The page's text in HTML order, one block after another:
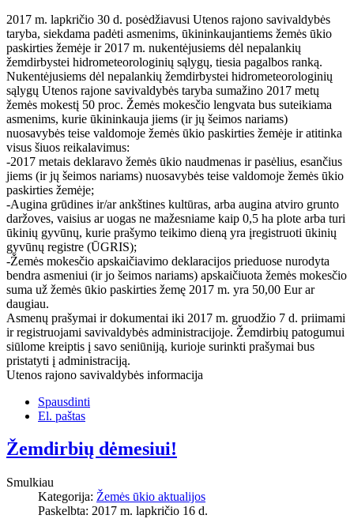
2017 m. lapkričio 30 d. posėdžiavusi Utenos rajono savivaldybės
taryba, siekdama padėti asmenims, ūkininkaujantiems žemės ūkio
paskirties žemėje ir 2017 m. nukentėjusiems dėl nepalankių
žemdirbystei hidrometeorologinių sąlygų, tiesia pagalbos ranką.
Nukentėjusiems dėl nepalankių žemdirbystei hidrometeorologinių
sąlygų Utenos rajone savivaldybės taryba sumažino 2017 metų
žemės mokestį 50 proc. Žemės mokesčio lengvata bus suteikiama
asmenims, kurie ūkininkauja jiems (ir jų šeimos nariams)
nuosavybės teise valdomoje žemės ūkio paskirties žemėje ir atitinka
visus šiuos reikalavimus:
-2017 metais deklaravo žemės ūkio naudmenas ir pasėlius, esančius
jiems (ir jų šeimos nariams) nuosavybės teise valdomoje žemės ūkio
paskirties žemėje;
-Augina grūdines ir/ar ankštines kultūras, arba augina atviro grunto
daržoves, vaisius ar uogas ne mažesniame kaip 0,5 ha plote arba turi
ūkinių gyvūnų, kurie prašymo teikimo dieną yra įregistruoti ūkinių
gyvūnų registre (ŪGRIS);
-Žemės mokesčio apskaičiavimo deklaracijos prieduose nurodyta
bendra asmeniui (ir jo šeimos nariams) apskaičiuota žemės mokesčio
suma už žemės ūkio paskirties žemę 2017 m. yra 50,00 Eur ar
daugiau.
Asmenų prašymai ir dokumentai iki 2017 m. gruodžio 7 d. priimami
ir registruojami savivaldybės administracijoje. Žemdirbių patogumui
siūlome kreiptis į savo seniūniją, kurioje surinkti prašymai bus
pristatyti į administraciją.
Utenos rajono savivaldybės informacija
Spausdinti
El. paštas
Žemdirbių dėmesiui!
Smulkiau
Kategorija: Žemės ūkio aktualijos
Paskelbta: 2017 m. lapkričio 16 d.